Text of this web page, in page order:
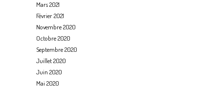
Mars 2021
Février 2021
Novembre 2020
Octobre 2020
Septembre 2020
Juillet 2020
Juin 2020
Mai 2020